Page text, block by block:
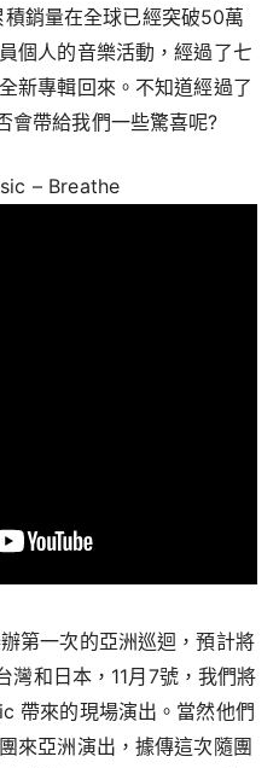
銷量在全球已經突破50萬
個人的音樂活動，經過了七
新專輯回來。不知道經過了
會帶給我們一些驚喜呢?
– Breathe
第一次的亞洲巡迴，預計將
灣和日本，11月7號，我們將
帶來的現場演出。當然他們
來亞洲演出，據傳這次隨團